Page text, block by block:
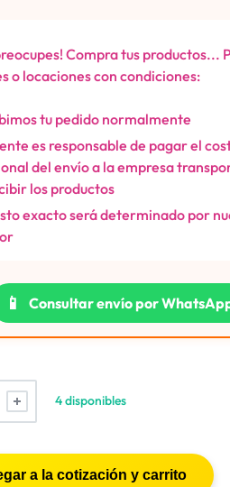
Compra tus productos...
o locaciones con condiciones:
tu pedido normalmente
es responsable de pagar el
del envío a la empresa
los productos
exacto será determinado por
📱 Consultar envío por
4 disponibles